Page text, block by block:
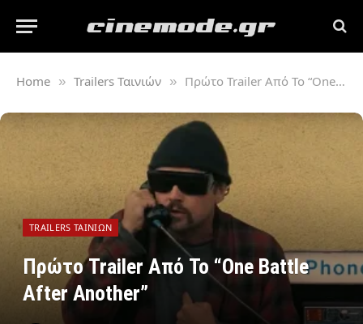
Home » Trailers Ταινιών » Πρώτο Trailer Από Το “One Battle After Another”
TRAILERS ΤΑΙΝΙΏΝ
Πρώτο Trailer Από Το “One Battle
After Another”